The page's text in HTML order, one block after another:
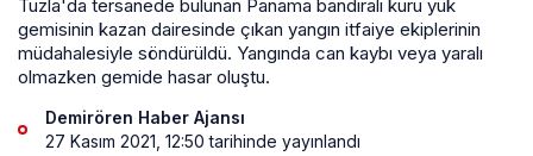
Tuzla'da tersanede bulunan Panama bandıralı kuru yük
gemisinin kazan dairesinde çıkan yangın itfaiye ekiplerinin
müdahalesiyle söndürüldü. Yangında can kaybı veya yaralı
olmazken gemide hasar oluştu.
Demirören Haber Ajansı
27 Kasım 2021, 12:50 tarihinde yayınlandı